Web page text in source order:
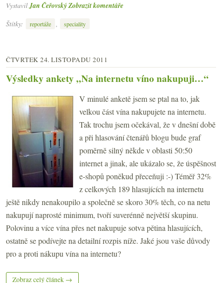
VystavilJan ČeřovskýZobrazit komentáře
Štítky:
reportáže , speciality
ČTVRTEK 24. LISTOPADU 2011
Výsledky ankety „Na internetu víno nakupuji…“
V minulé anketě jsem se ptal na to, jak
velkou část vína nakupujete na internetu.
Tak trochu jsem očekával, že v dnešní době
a při hlasování čtenářů blogu bude graf
poměrně silný někde v oblasti 50:50
internet a jinak, ale ukázalo se, že úspěšnost
e-shopů poněkud přeceňuji :-) Téměř 32%
z celkových 189 hlasujících na internetu
ještě nikdy nenakoupilo a společně se skoro 30% těch, co na netu
nakupují naprosté minimum, tvoří suverénně největší skupinu.
Polovinu a více vína přes net nakupuje sotva pětina hlasujících,
ostatně se podívejte na detailní rozpis níže. Jaké jsou vaše důvody
pro a proti nákupu vína na internetu?
Zobraz celý článek →